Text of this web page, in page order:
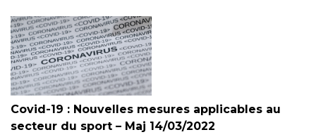
Covid-19 : Nouvelles mesures applicables au
secteur du sport – Maj 14/03/2022